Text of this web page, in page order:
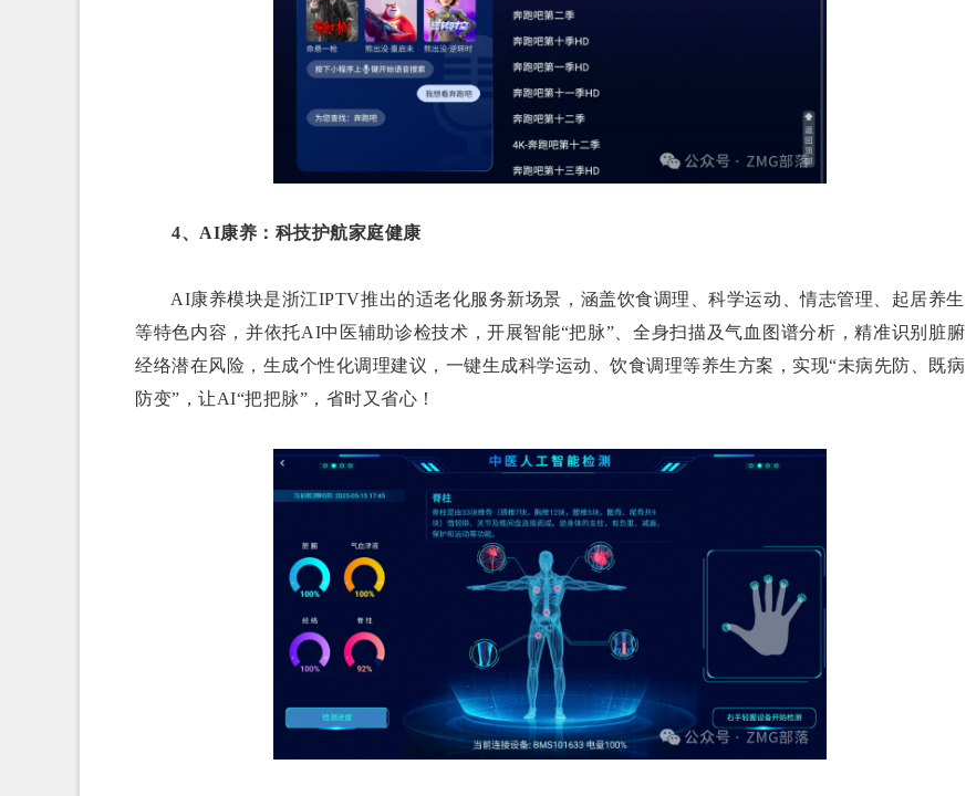
4、AI康养：科技护航家庭健康
AI康养模块是浙江IPTV推出的适老化服务新场景，涵盖饮食调理、科学运动、情志管理、起居养生
等特色内容，并依托AI中医辅助诊检技术，开展智能“把脉”、全身扫描及气血图谱分析，精准识别脏腑
经络潜在风险，生成个性化调理建议，一键生成科学运动、饮食调理等养生方案，实现“未病先防、既病
防变”，让AI“把把脉”，省时又省心！